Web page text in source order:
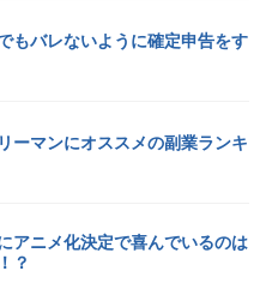
もバレないように確定申告をす
ーマンにオススメの副業ランキ
アニメ化決定で喜んでいるのは
？